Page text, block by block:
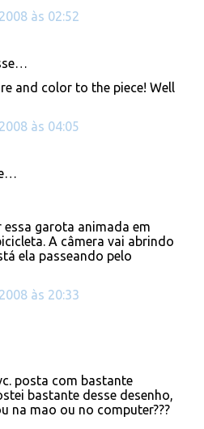
às 02:52
and color to the piece! Well
às 04:05
essa garota animada em
A câmera vai abrindo
ela passeando pelo
às 20:33
posta com bastante
bastante desse desenho,
na mao ou no computer???